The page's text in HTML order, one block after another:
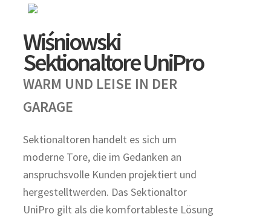
Wiśniowski
Sektionaltore UniPro
WARM UND LEISE IN DER
GARAGE
Sektionaltoren handelt es sich um
moderne Tore, die im Gedanken an
anspruchsvolle Kunden projektiert und
hergestelltwerden. Das Sektionaltor
UniPro gilt als die komfortableste Lösung